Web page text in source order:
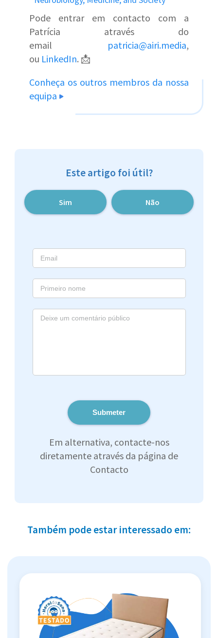
Pode entrar em contacto com a
Patrícia através do
email
patricia@airi.media,
ou LinkedIn. 📩
Conheça os outros membros da nossa
equipa
Este artigo foi útil?
Sim Não
Submeter
Em alternativa, contacte-nos
diretamente através da página de
Contacto
Também pode estar interessado em: